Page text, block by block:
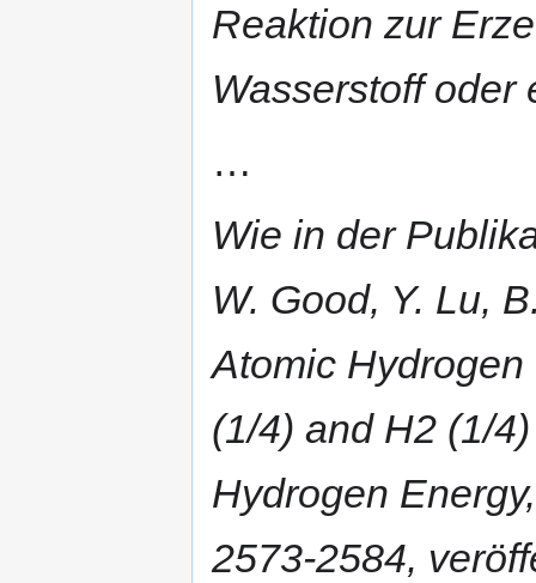
Reaktion zur
Wasserstoff oder
…
Wie in der
W. Good, Y. Lu,
Atomic
(1/4) and H2 (1/
Hydrogen
2573-2584,